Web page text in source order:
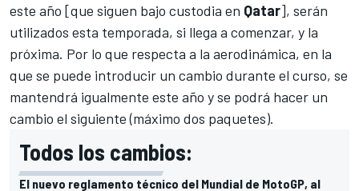
este año [que siguen bajo custodia en Qatar], serán
utilizados esta temporada, si llega a comenzar, y la
próxima. Por lo que respecta a la aerodinámica, en la
que se puede introducir un cambio durante el curso, se
mantendrá igualmente este año y se podrá hacer un
cambio el siguiente (máximo dos paquetes).
Todos los cambios:
El nuevo reglamento técnico del Mundial de MotoGP, al